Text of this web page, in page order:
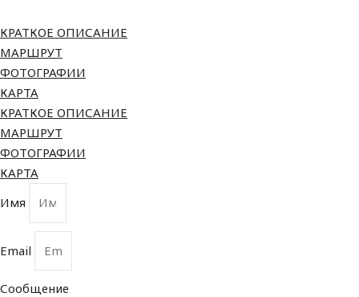
КРАТКОЕ ОПИСАНИЕ
МАРШРУТ
ФОТОГРАФИИ
КАРТА
КРАТКОЕ ОПИСАНИЕ
МАРШРУТ
ФОТОГРАФИИ
КАРТА
Имя
Email
Сообщение